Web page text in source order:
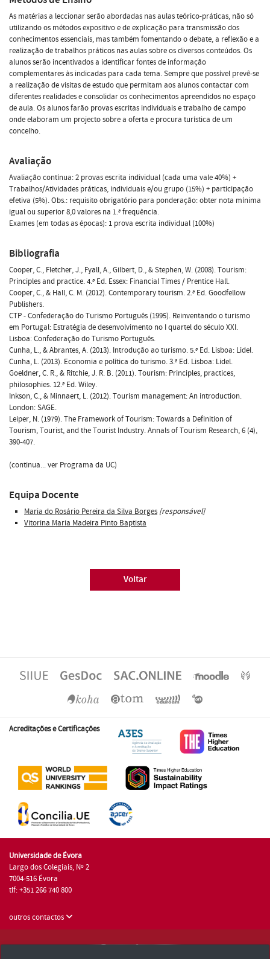
As matérias a leccionar serão abordadas nas aulas teórico-práticas, não só
utilizando os métodos expositivo e de explicação para transmissão dos
conhecimentos essenciais, mas também fomentando o debate, a reflexão e a
realização de trabalhos práticos nas aulas sobre os diversos conteúdos. Os
alunos serão incentivados a identificar fontes de informação
complementares às indicadas para cada tema. Sempre que possível prevê-se
a realização de visitas de estudo que permitam aos alunos contactar com
diferentes realidades e consolidar os conhecimentos apreendidos no espaço
de aula. Os alunos farão provas escritas individuais e trabalho de campo
onde elaboram um projecto sobre a oferta e procura turística de um
concelho.
Avaliação
Avaliação contínua: 2 provas escrita individual (cada uma vale 40%) +
Trabalhos/Atividades práticas, individuais e/ou grupo (15%) + participação
efetiva (5%). Obs.: requisito obrigatório para ponderação: obter nota mínima
igual ou superior 8,0 valores na 1.ª frequência.
Exames (em todas as épocas): 1 prova escrita individual (100%)
Bibliografia
Cooper, C., Fletcher, J., Fyall, A., Gilbert, D., & Stephen, W. (2008). Tourism:
Principles and practice. 4.ª Ed. Essex: Financial Times / Prentice Hall.
Cooper, C., & Hall, C. M. (2012). Contemporary tourism. 2.ª Ed. Goodfellow
Publishers.
CTP - Confederação do Turismo Português (1995). Reinventando o turismo
em Portugal: Estratégia de desenvolvimento no I quartel do século XXI.
Lisboa: Confederação do Turismo Português.
Cunha, L., & Abrantes, A. (2013). Introdução ao turismo. 5.ª Ed. Lisboa: Lidel.
Cunha, L. (2013). Economia e política do turismo. 3.ª Ed. Lisboa: Lidel.
Goeldner, C. R., & Ritchie, J. R. B. (2011). Tourism: Principles, practices,
philosophies. 12.ª Ed. Wiley.
Inkson, C., & Minnaert, L. (2012). Tourism management: An introduction.
London: SAGE.
Leiper, N. (1979). The Framework of Tourism: Towards a Definition of
Tourism, Tourist, and the Tourist Industry. Annals of Tourism Research, 6 (4),
390-407.
(continua... ver Programa da UC)
Equipa Docente
Maria do Rosário Pereira da Silva Borges [responsável]
Vitorina Maria Madeira Pinto Baptista
Voltar
Acreditações e Certificações
Universidade de Évora
Largo dos Colegiais, Nº 2
7004-516 Évora
tlf: +351 266 740 800
outros contactos